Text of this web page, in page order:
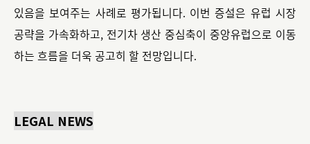
있음을 보여주는 사례로 평가됩니다. 이번 증설은 유럽 시장
공략을 가속화하고, 전기차 생산 중심축이 중앙유럽으로 이동
하는 흐름을 더욱 공고히 할 전망입니다.
LEGAL NEWS